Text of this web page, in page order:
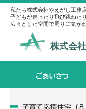
私たち株式会社やえがし工務
子どもが走ったり飛び跳ねた
広々とした空間で周りに気が
株式会